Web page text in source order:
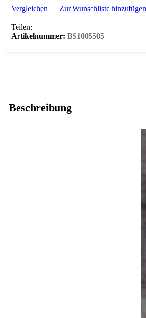
Vergleichen Zur Wunschliste hinzufügen
Teilen:
Artikelnummer: BS1005505
Beschreibung